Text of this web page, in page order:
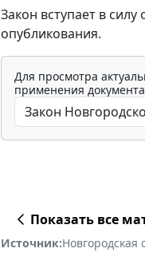
Закон вступает в
опубликования.
Для просмотра
применения
Показать все
Источник:Новгородская